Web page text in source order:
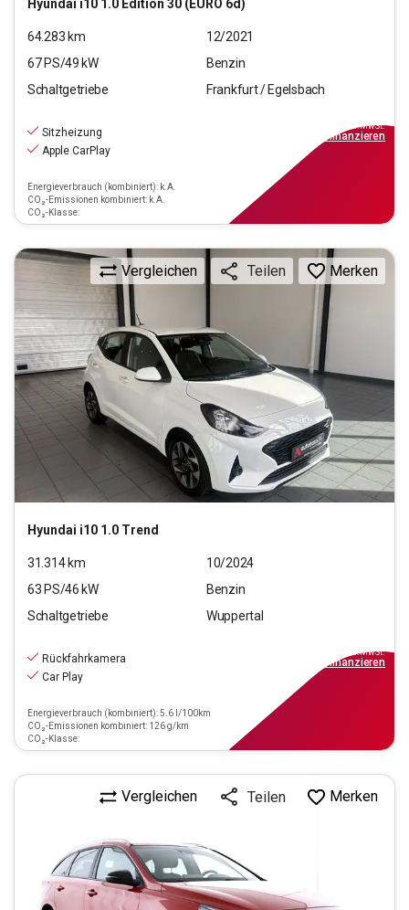
Hyundai i10 1.0 Edition 30 (EURO 6d)
64.283 km
12/2021
67PS/49 kW
Benzin
Schaltgetriebe
Frankfurt / Egelsbach
Sitzheizung
Apple CarPlay
Energieverbrauch (kombiniert): k.A.
CO₂-Emissionen kombiniert: k.A.
CO₂-Klasse:
inkl.MwSt.
finanzieren
Hyundai i10 1.0 Trend
Vergleichen Teilen Merken
31.314km
10/2024
63PS/46kW
Benzin
Schaltgetriebe
Wuppertal
Rückfahrkamera
Car Play
Energieverbrauch (kombiniert): 5.6 l/100km
CO₂-Emissionen kombiniert: 126 g/km
CO₂-Klasse:
inkl.MwSt.
finanzieren
Vergleichen Teilen Merken